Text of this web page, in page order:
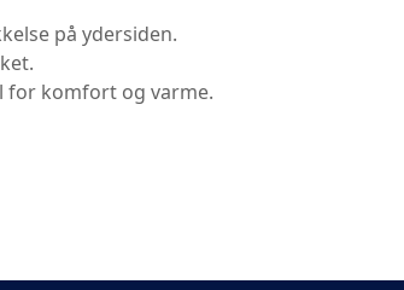
på ydersiden.
for komfort og varme.